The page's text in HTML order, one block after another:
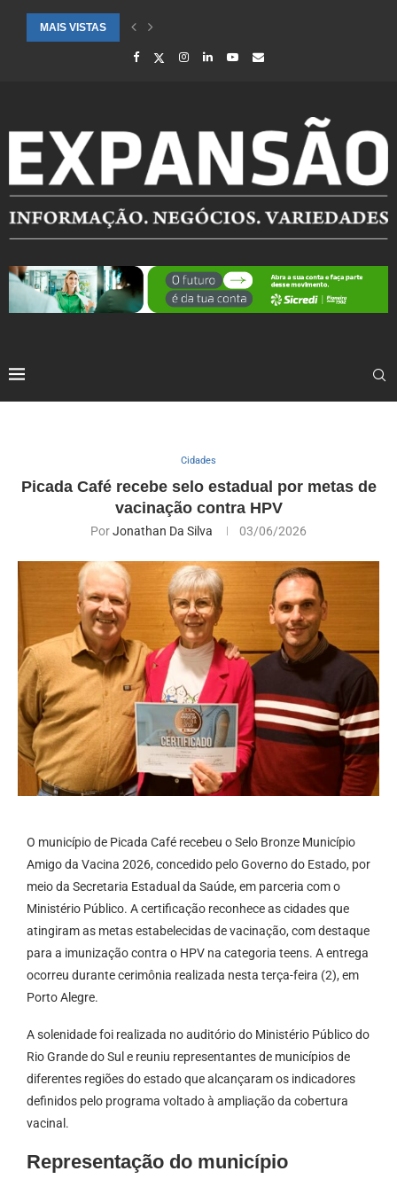
MAIS VISTAS
CIDADES ATENDIDAS PELO SEBRAE RS SÃO DESTAQUE EM
Cidades
Picada Café recebe selo estadual por metas de
vacinação contra HPV
PorJonathan Da Silva 03/06/2026
O município de Picada Café recebeu o Selo Bronze Município
Amigo da Vacina 2026, concedido pelo Governo do Estado, por
meio da Secretaria Estadual da Saúde, em parceria com o
Ministério Público. A certificação reconhece as cidades que
atingiram as metas estabelecidas de vacinação, com destaque
para a imunização contra o HPV na categoria teens. A entrega
ocorreu durante cerimônia realizada nesta terça-feira (2), em
Porto Alegre.
A solenidade foi realizada no auditório do Ministério Público do
Rio Grande do Sul e reuniu representantes de municípios de
diferentes regiões do estado que alcançaram os indicadores
definidos pelo programa voltado à ampliação da cobertura
vacinal.
Representação do município